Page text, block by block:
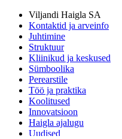
Viljandi Haigla SA
Kontaktid ja arveinfo
Juhtimine
Struktuur
Kliinikud ja keskused
Sümboolika
Perearstile
Töö ja praktika
Koolitused
Innovatsioon
Haigla ajalugu
Uudised